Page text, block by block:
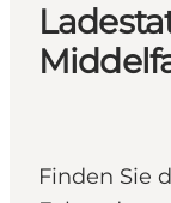
Outdoor
Essen &
Finden Sie